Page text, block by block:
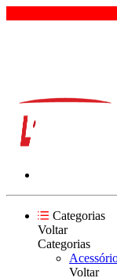
•
Categorias
Voltar
Categorias
Voltar